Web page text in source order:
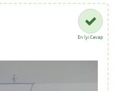
En İyi Cevap